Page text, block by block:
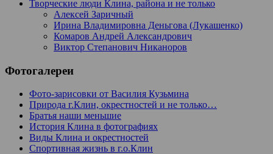
Творческие люди Клина, района и не только
Алексей Заричный
Ирина Владимировна Деньгова (Лукашенко)
Комаров Андрей Александрович
Виктор Степанович Никаноров
Фотогалереи
Фото-зарисовки от Василия Кузьмина
Природа г.Клин, окрестностей и не только…
Братья наши меньшие
История Клина в фотографиях
Виды Клина и окрестностей
Спортивная жизнь в г.о.Клин